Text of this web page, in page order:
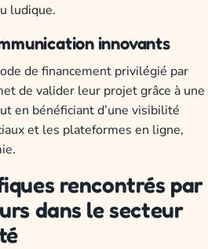
ludique.
innovants
de financement privilégié par
de valider leur projet grâce à une
en bénéficiant d’une visibilité
et les plateformes en ligne,
rencontrés par
dans le secteur